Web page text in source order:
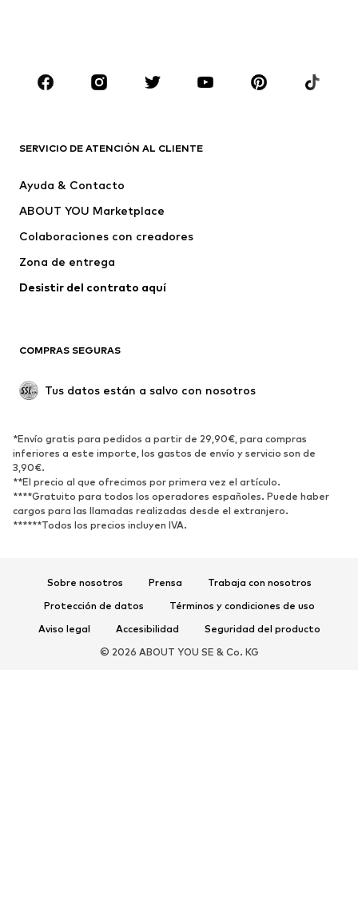
ROPA
Camisetas
Jeans
Pantalones
Ropa interior
Jerséis y cárdigans
Trajes y chaquetas
Ropa de baño
Nuevo
Tendencia
Zapatos bajos
Zapatos deportivos
Zapatos abiertos
DEPORTE
Ropa deportiva
Disciplinas deportivas
Complementos deportivos
COMPLEMENTOS
SERVICIO DE ATENCIÓN AL CLIENTE
Ayuda & Contacto
ABOUT YOU Marketplace
Colaboraciones con creadores
Zona de entrega
Desistir del contrato aquí
COMPRAS SEGURAS
Tus datos están a salvo con nosotros
*Envío gratis para pedidos a partir de 29,90€, para compras
inferiores a este importe, los gastos de envío y servicio son de
3,90€.
**El precio al que ofrecimos por primera vez el artículo.
****Gratuito para todos los operadores españoles. Puede haber
cargos para las llamadas realizadas desde el extranjero.
******Todos los precios incluyen IVA.
Sobre nosotros Prensa
Trabaja con nosotros
Protección de datos
Términos y condiciones de uso
Aviso legal
Accesibilidad
Seguridad del producto
© 2026 ABOUT YOU SE & Co. KG